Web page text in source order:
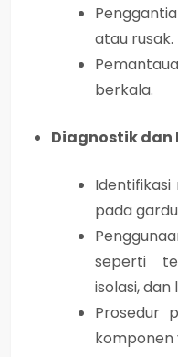
atau rusak.
berkala.
Diagnostik dan
pada
seperti
isolasi, dan
Prosedur
komponen